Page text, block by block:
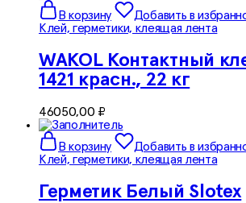
В корзину
Добавить в
Клей, герметики, клеящая лента
WAKOL Контактный
1421 красн., 22 кг
46050,00 ₽
В корзину
Добавить в
Клей, герметики, клеящая лента
Герметик Белый Slotex